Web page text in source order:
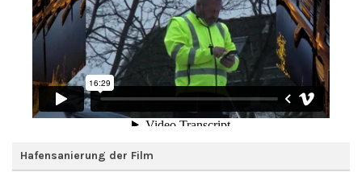
Hafensanierung der Film